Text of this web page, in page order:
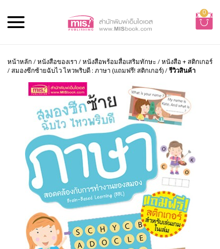
0
หน้าหลัก /หนังสือของเรา /หนังสือพร้อมสื่อเสริมทักษะ /หนังสือ + สติกเกอร์
/สมองซีกซ้ายฉับไว ไหวพริบดี : ภาษา (แถมฟรี! สติกเกอร์)/รีวิวสินค้า